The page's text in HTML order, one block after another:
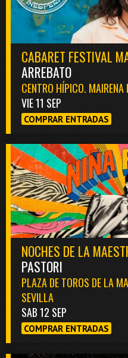
CABARET FESTIVAL
ARREBATO
CENTRO HÍPICO. MAIRENA
VIE 11 SEP
COMPRAR ENTRADAS
NOCHES DE LA
PASTORI
PLAZA DE TOROS DE LA
SEVILLA
SAB 12 SEP
COMPRAR ENTRADAS